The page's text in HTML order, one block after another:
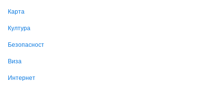
Карта
Култура
Безопасност
Виза
Интернет